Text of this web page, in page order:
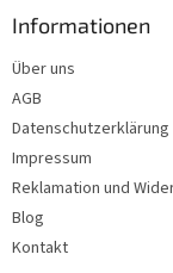
Informationen
Über uns
AGB
Datenschutzerklärung
Impressum
Reklamation und
Blog
Kontakt